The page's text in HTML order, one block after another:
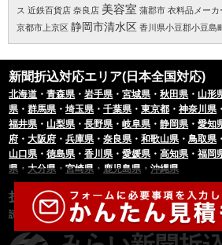
ス 近鉄百貨店 奈良店 美容室 蒲郡市 衣料品メーカ
京都市上京区 静岡市清水区 香川県小豆郡小豆島
新聞折込対応エリア(日本全国対応)
北海道 ・青森県・岩手県・宮城県・秋田県・ 山形
県・群馬県・埼玉県・千葉県・東京都 ・神奈川県
福井県・ 山梨県・長野県・岐阜県・静岡県・愛知
府 ・大阪府 ・兵庫県・奈良県・和歌山県・鳥取県
山口県・徳島県・香川県・愛媛県・高知県・福岡
県 ・大分県 ・宮崎県 ・ 鹿児島県 ・沖縄県
折込可能新聞社
読売新聞・朝日新聞・毎日新聞・産経新聞・東京